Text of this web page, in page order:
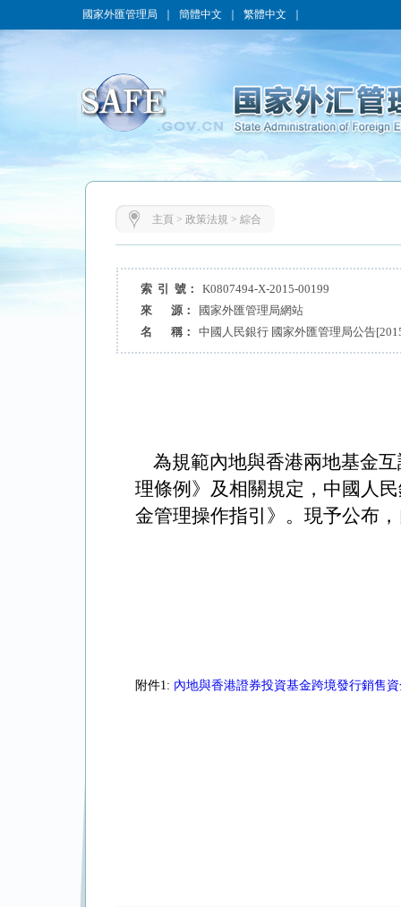
國家外匯管理局 簡體中文 繁體中文
主頁 > 政策法規 > 綜合
索 引 號：
K0807494-X-2015-00199
來 源：
國家外匯管理局網站
名 稱：
中國人民銀行 國家外匯管理局公告
為規範內地與香港兩地基金
理條例》及相關規定，中國人
金管理操作指引》。現予公布
附件1: 內地與香港證券投資基金跨境發行銷售